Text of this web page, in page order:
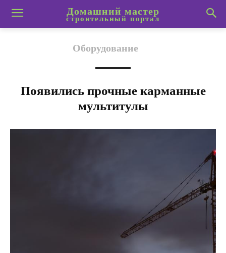
Домашний мастер
строительный портал
Оборудование
Появились прочные карманные
мультитулы